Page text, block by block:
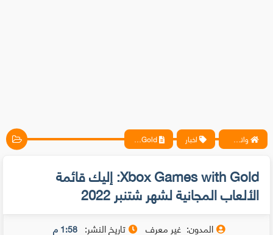
واتس آب ، فيسبوك ، أنترنت ، شروحات تقنية حصرية - المحترف اخبار Xbox Games with Gold: إليك قائمة الألعاب المجانية لشهر شتنبر 2022
Xbox Games with Gold: إليك قائمة
الألعاب المجانية لشهر شتنبر 2022
المدون: غير معرف تاريخ النشر: 1:58 م